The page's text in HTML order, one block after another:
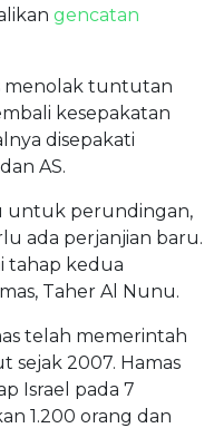
gencatan
menolak tuntutan
kesepakatan
disepakati
AS.
untuk perundingan,
ada perjanjian baru.
tahap kedua
Taher Al Nunu.
telah memerintah
sejak 2007. Hamas
Israel pada 7
1.200 orang dan